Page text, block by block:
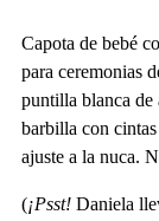
Capota de bebé
para ceremonias
puntilla blanca de
barbilla con
ajuste a la nuca.
(¡Psst! Daniela